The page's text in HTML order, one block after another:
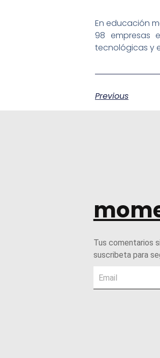
En educación
98 empresas
tecnológicas y
Previous
Tus comentarios
suscribeta para